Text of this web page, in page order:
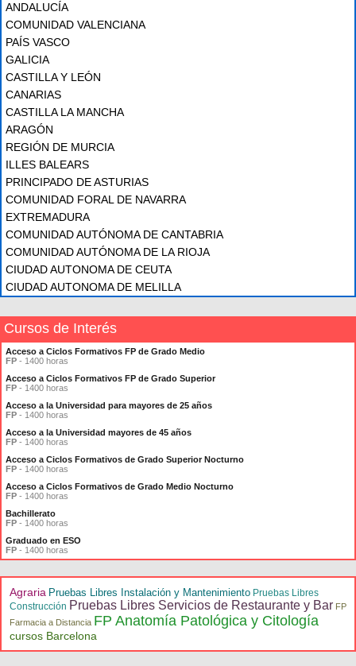
ANDALUCÍA
COMUNIDAD VALENCIANA
PAÍS VASCO
GALICIA
CASTILLA Y LEÓN
CANARIAS
CASTILLA LA MANCHA
ARAGÓN
REGIÓN DE MURCIA
ILLES BALEARS
PRINCIPADO DE ASTURIAS
COMUNIDAD FORAL DE NAVARRA
EXTREMADURA
COMUNIDAD AUTÓNOMA DE CANTABRIA
COMUNIDAD AUTÓNOMA DE LA RIOJA
CIUDAD AUTONOMA DE CEUTA
CIUDAD AUTONOMA DE MELILLA
Cursos de Interés
Acceso a Ciclos Formativos FP de Grado Medio
FP - 1400 horas
Acceso a Ciclos Formativos FP de Grado Superior
FP - 1400 horas
Acceso a la Universidad para mayores de 25 años
FP - 1400 horas
Acceso a la Universidad mayores de 45 años
FP - 1400 horas
Acceso a Ciclos Formativos de Grado Superior Nocturno
FP - 1400 horas
Acceso a Ciclos Formativos de Grado Medio Nocturno
FP - 1400 horas
Bachillerato
FP - 1400 horas
Graduado en ESO
FP - 1400 horas
Agraria Pruebas Libres Instalación y Mantenimiento Pruebas Libres
Construcción Pruebas Libres Servicios de Restaurante y Bar FP
Farmacia a Distancia FP Anatomía Patológica y Citología
cursos Barcelona